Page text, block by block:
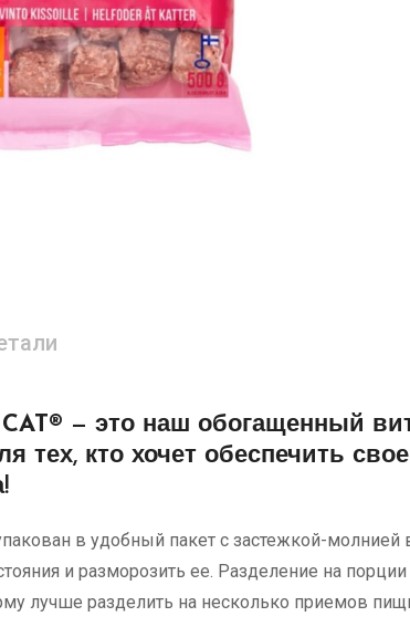
— это наш обогащенный
тех, кто хочет обеспечить
в удобный пакет с застежкой-
и разморозить ее. Разделение на
лучше разделить на несколько приемов